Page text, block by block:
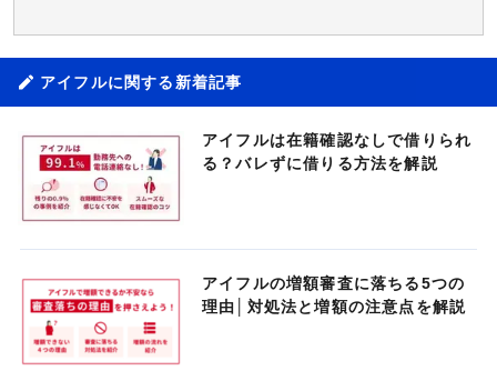
アイフルに関する新着記事
アイフルは在籍確認なしで借りられ
る？バレずに借りる方法を解説
アイフルの増額審査に落ちる5つの
理由│対処法と増額の注意点を解説